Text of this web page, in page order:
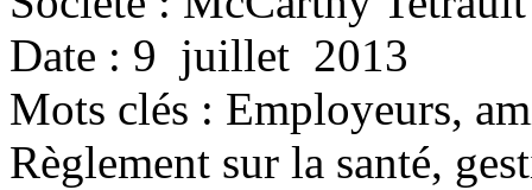
Date : 9 juillet 2013
Mots clés : Employeurs,
Règlement sur la santé,